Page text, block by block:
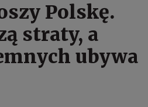
Polskę.
straty, a
ubywa